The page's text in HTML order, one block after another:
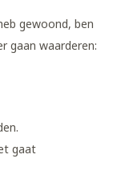
gewoond, ben
gaan waarderen:
gaat